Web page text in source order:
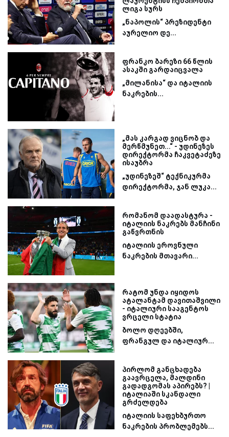
ლიგა სურს
„ნაპოლის“ პრეზიდენტი
აურელიო დე...
ფრანკო ბარეზი 66 წლის
ასაკში გარდაიცვალა
„მილანისა“ და იტალიის
ნაკრების...
„მას კარგად ვიცნობ და
მერწმუნეთ...“ - უდინეზეს
დირექტორმა ჩაკვეტაძეზე
ისაუბრა
„უდინეზეშ“ ტექნიკურმა
დირექტორმა, ჯან ლუკა...
რომანომ დაადასტურა -
იტალიის ნაკრებს მანჩინი
გაწვრთნის
იტალიის ეროვნული
ნაკრების მთავარი...
რატომ უნდა იყიდოს
ატალანტამ დავითაშვილი
- იტალიური სააგენტოს
ვრცელი სტატია
ბოლო დღეებში,
ფრანგულ და იტალიურ...
პირლომ განცხადება
გაავრცელა, მალდინი
გადადგომას აპირებს? |
იტალიაში სკანდალი
გრძელდება
იტალიის საფეხბურთო
ნაკრების პრობლემებს...